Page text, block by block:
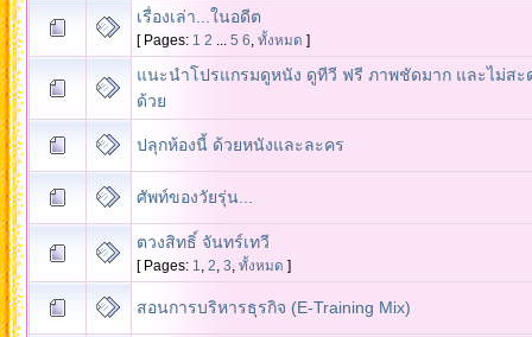
เรื่องเล่า...ในอดีต
[ Pages: 1 2 5 6 ทั้งหมด ]
แนะนำโปรแกรมดูหนัง ดูทีวี ฟรี ภาพชัดมาก และไม่สะ
ด้วย
ปลุกห้องนี้ ด้วยหนังและละคร
ศัพท์ของวัยรุ่น...
ตวงสิทธิ์ จันทร์เทวี
[ Pages: 1 2 3 ทั้งหมด ]
สอนการบริหารธุรกิจ (E-Training Mix)